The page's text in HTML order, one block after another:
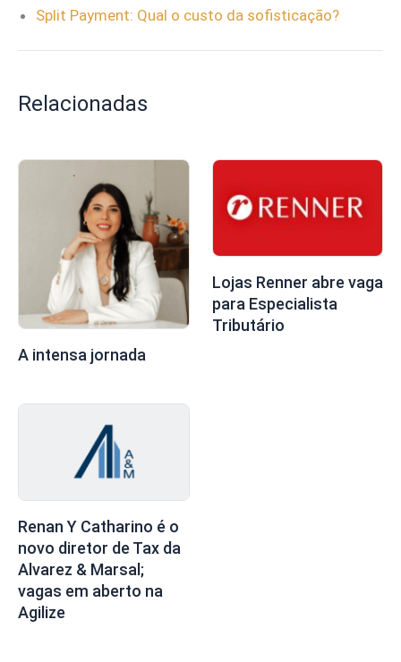
Split Payment: Qual o custo da sofisticação?
Relacionadas
A intensa jornada
Lojas Renner abre vaga
para Especialista
Tributário
Renan Y Catharino é o
novo diretor de Tax da
Alvarez & Marsal;
vagas em aberto na
Agilize